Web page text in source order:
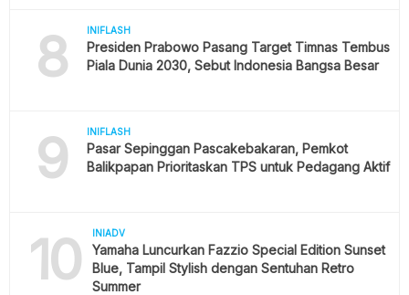
8 INIFLASH
Presiden Prabowo Pasang Target Timnas Tembus
Piala Dunia 2030, Sebut Indonesia Bangsa Besar
9 INIFLASH
Pasar Sepinggan Pascakebakaran, Pemkot
Balikpapan Prioritaskan TPS untuk Pedagang Aktif
10 INIADV
Yamaha Luncurkan Fazzio Special Edition Sunset
Blue, Tampil Stylish dengan Sentuhan Retro
Summer